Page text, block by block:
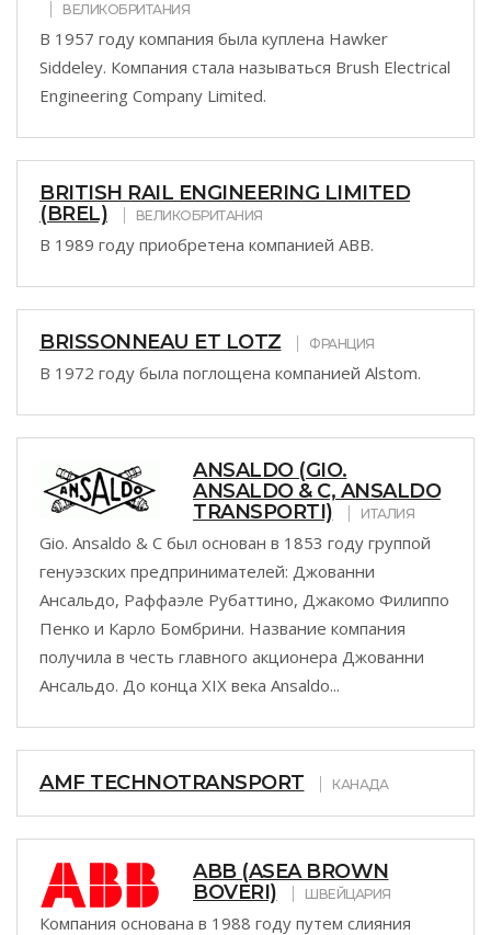
ВЕЛИКОБРИТАНИЯ
В 1957 году компания была куплена Hawker
Siddeley. Компания стала называться Brush Electrical
Engineering Company Limited.
BRITISH RAIL ENGINEERING LIMITED
(BREL)
ВЕЛИКОБРИТАНИЯ
В 1989 году приобретена компанией ABB.
BRISSONNEAU ET LOTZ ФРАНЦИЯ
В 1972 году была поглощена компанией Alstom.
ANSALDO (GIO.
ANSALDO & C, ANSALDO
TRANSPORTI)
ИТАЛИЯ
Gio. Ansaldo & C был основан в 1853 году группой
генуэзских предпринимателей: Джованни
Ансальдо, Раффаэле Рубаттино, Джакомо Филиппо
Пенко и Карло Бомбрини. Название компания
получила в честь главного акционера Джованни
Ансальдо. До конца XIX века Ansaldo...
AMF TECHNOTRANSPORT КАНАДА
ABB (ASEA BROWN
BOVERI)
ШВЕЙЦАРИЯ
Компания основана в 1988 году путем слияния